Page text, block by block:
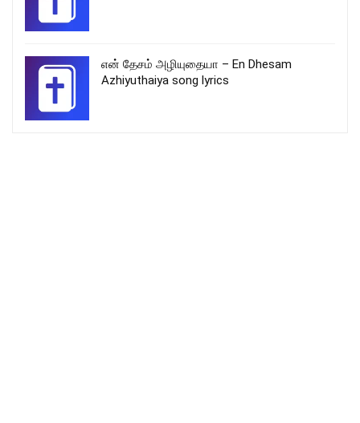
என் தேசம் அழியுதையா – En Dhesam
Azhiyuthaiya song lyrics